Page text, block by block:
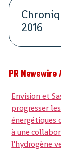
2016
PR Newswire
Envision et
progresser
énergétiques
à une
l'hydrogène